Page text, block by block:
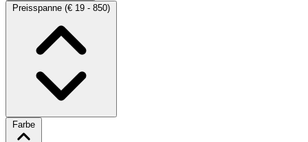
Preisspanne (€ 19 - 850)
Farbe